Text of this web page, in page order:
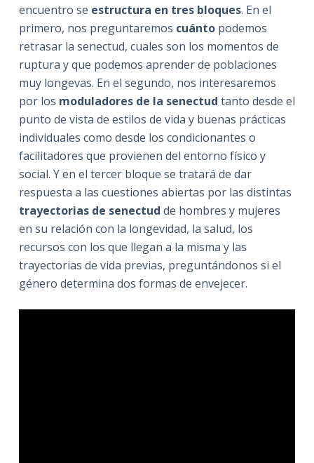
encuentro se estructura en tres bloques. En el
primero, nos preguntaremos cuántopodemos
retrasar la senectud, cuales son los momentos de
ruptura y que podemos aprender de poblaciones
muy longevas. En el segundo, nos interesaremos
por los moduladores de la senectud tanto desde el
punto de vista de estilos de vida y buenas prácticas
individuales como desde los condicionantes o
facilitadores que provienen del entorno físico y
social. Y en el tercer bloque se tratará de dar
respuesta a las cuestiones abiertas por las distintas
trayectorias de senectud de hombres y mujeres
en su relación con la longevidad, la salud, los
recursos con los que llegan a la misma y las
trayectorias de vida previas, preguntándonos si el
género determina dos formas de envejecer.